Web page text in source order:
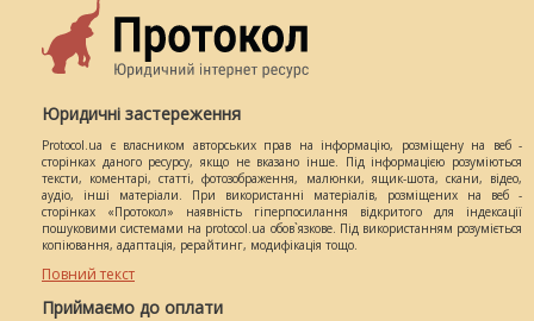
Юридичні застереження
Protocol.ua є власником авторських прав на інформацію, розміщену на веб -
сторінках даного ресурсу, якщо не вказано інше. Під інформацією розуміються
тексти, коментарі, статті, фотозображення, малюнки, ящик-шота, скани, відео,
аудіо, інші матеріали. При використанні матеріалів, розміщених на веб -
сторінках «Протокол» наявність гіперпосилання відкритого для індексації
пошуковими системами на protocol.ua обов`язкове. Під використанням розуміється
копіювання, адаптація, рерайтинг, модифікація тощо.
Повний текст
Приймаємо до оплати